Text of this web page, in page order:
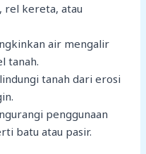
rel kereta, atau
air mengalir
tanah.
tanah dari erosi
penggunaan
batu atau pasir.